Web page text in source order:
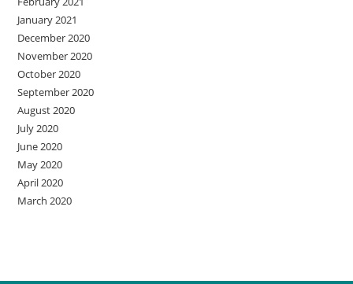
January 2021
December 2020
November 2020
October 2020
September 2020
August 2020
July 2020
June 2020
May 2020
April 2020
March 2020